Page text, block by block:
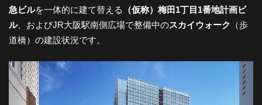
ロ
グ
急ビルを一体的に建て替える
（仮称）梅田1丁目1番地計画ビ
ル、およびJR大阪駅南側広場で整備中のスカイウォーク
（歩
道橋）の建設状況です。